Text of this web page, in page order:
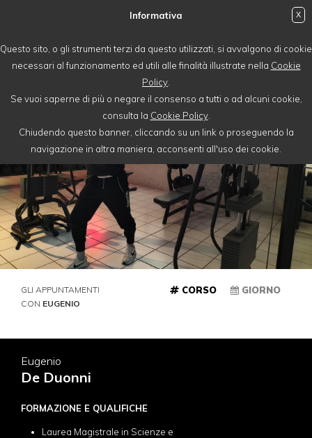
Informativa
Questo sito, o gli strumenti terzi da questo utilizzati, si avvalgono di cookie
necessari al funzionamento ed utili alle finalità illustrate nella Cookie
Policy
Se vuoi saperne di più o negare il consenso a tutti o ad alcuni cookie,
consulta la Cookie Policy.
Chiudendo questo banner, cliccando su un link o proseguendo la
navigazione in altra maniera, acconsenti all'uso dei cookie.
X
GLI APPUNTAMENTI
CON EUGENIO
CORSO GIORNO
Eugenio
De Duonni
FORMAZIONE E QUALIFICHE
Laurea Magistrale in Scienze e